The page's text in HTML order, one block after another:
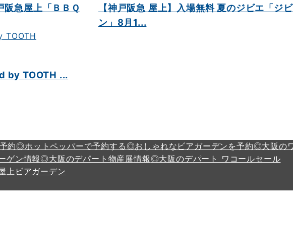
阪急屋上「ＢＢＱ
【神戸阪急 屋上】入場無料 夏のジビエ「ジ
ン」8月1...
by TOOTH ...
約◎ホットペッパーで予約する◎おしゃれなビアガーデンを予約◎大阪の
ゲン情報◎大阪のデパート物産展情報◎大阪のデパート ワコールセール
上ビアガーデン